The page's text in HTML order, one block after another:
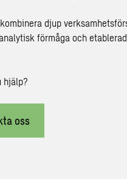
djup
förmåga och
hjälp?
oss